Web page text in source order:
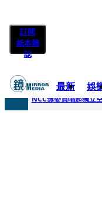
訂閱
紙本雜
誌
最新 娛
快訊
NCC無委員唱起獨